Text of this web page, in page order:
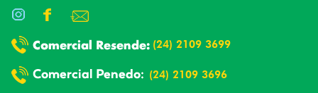
(24) 2109 3699
(24) 2109 3696